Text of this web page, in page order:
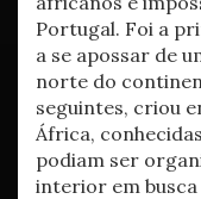
Portugal. Foi a
a se apossar de
norte do
seguintes, criou
África,
podiam ser
interior em busca